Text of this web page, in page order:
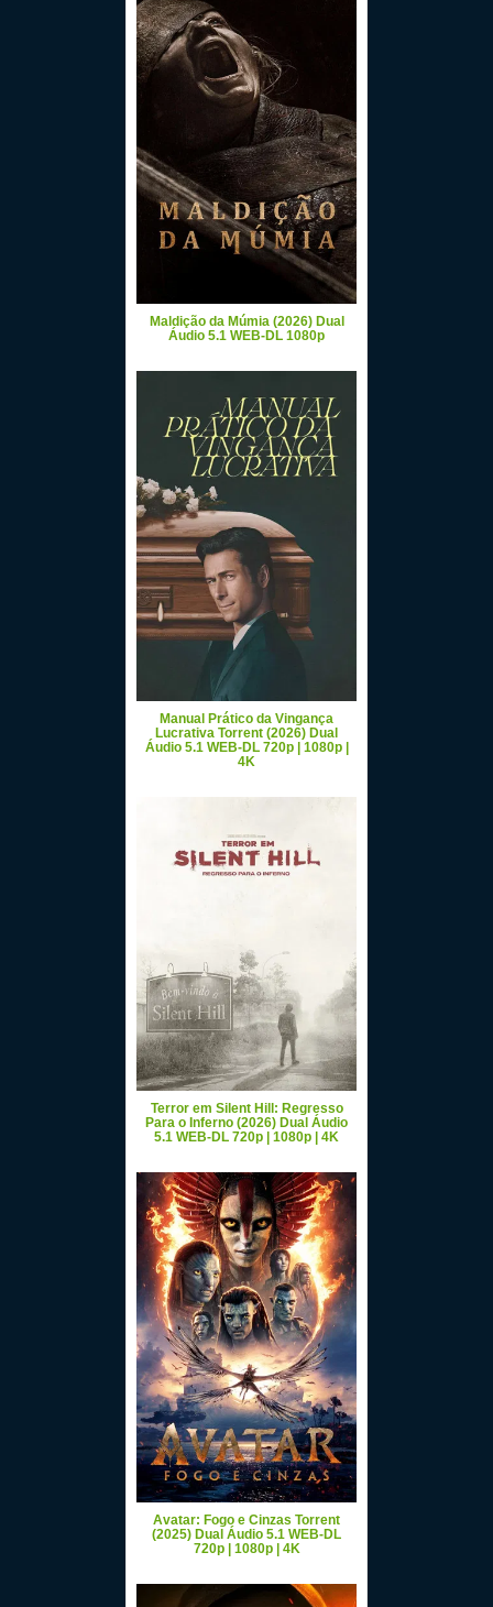
Maldição da Múmia (2026) Dual
Áudio 5.1 WEB-DL 1080p
Manual Prático da Vingança
Lucrativa Torrent (2026) Dual
Áudio 5.1 WEB-DL 720p | 1080p |
4K
Terror em Silent Hill: Regresso
Para o Inferno (2026) Dual Áudio
5.1 WEB-DL 720p | 1080p | 4K
Avatar: Fogo e Cinzas Torrent
(2025) Dual Áudio 5.1 WEB-DL
720p | 1080p | 4K